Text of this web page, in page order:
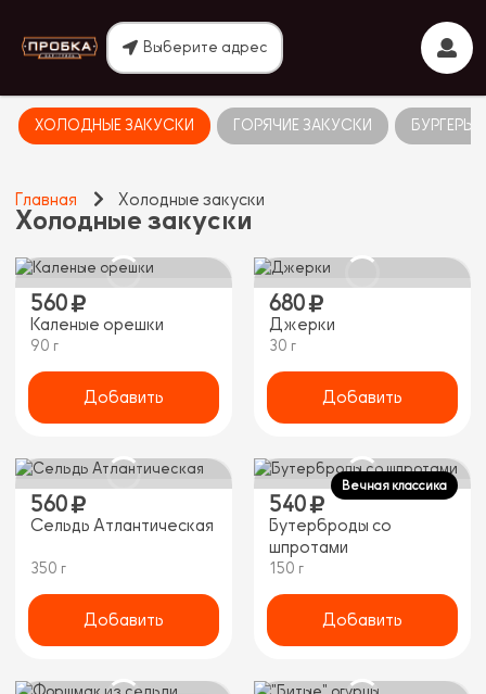
Выберите адрес
ХОЛОДНЫЕ ЗАКУСКИ ГОРЯЧИЕ ЗАКУСКИ БУРГЕРЫ
Главная Холодные закуски
Холодные закуски
560
Каленые орешки
90 г
Добавить
680
Джерки
30 г
Добавить
560
Сельдь Атлантическая
350 г
Добавить
540
Бутерброды со
шпротами
150 г
Добавить
Вечная классика